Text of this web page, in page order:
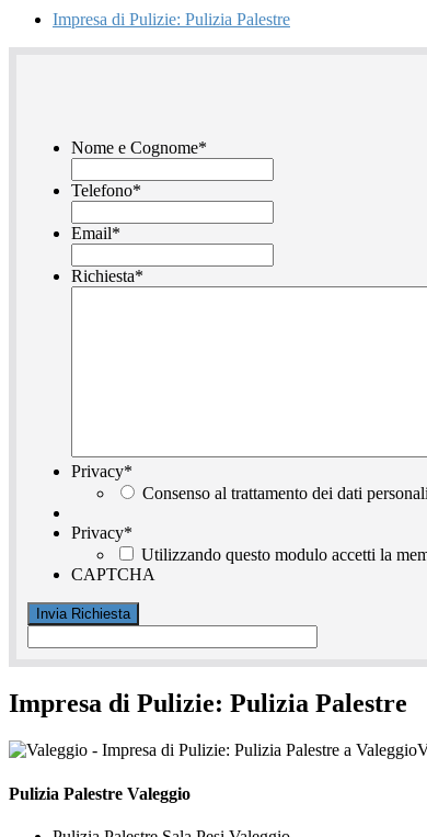
Impresa di Pulizie: Pulizia Palestre
Nome e Cognome*
Telefono*
Email*
Richiesta*
Privacy*
Consenso al trattamento dei dati
Privacy*
Utilizzando questo modulo accetti la
CAPTCHA
Impresa di Pulizie: Pulizia Palestre
Pulizia Palestre Valeggio